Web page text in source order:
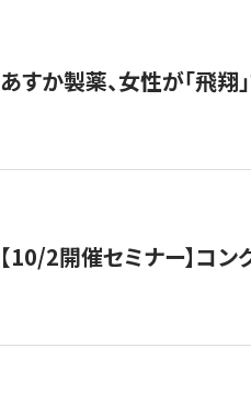
あすか製薬、女性が「飛翔
【10/2開催セミナー】コ